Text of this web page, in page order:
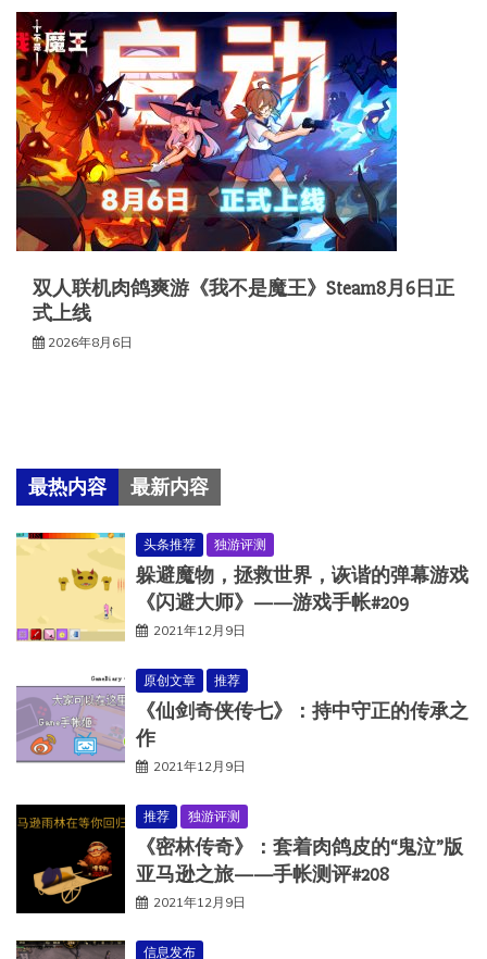
双人联机肉鸽爽游《我不是魔王》Steam8月6日正
式上线
2026年8月6日
最热内容 最新内容
头条推荐 独游评测
躲避魔物，拯救世界，诙谐的弹幕游戏
《闪避大师》——游戏手帐#209
2021年12月9日
原创文章 推荐
《仙剑奇侠传七》：持中守正的传承之
作
2021年12月9日
推荐 独游评测
《密林传奇》：套着肉鸽皮的“鬼泣”版
亚马逊之旅——手帐测评#208
2021年12月9日
信息发布